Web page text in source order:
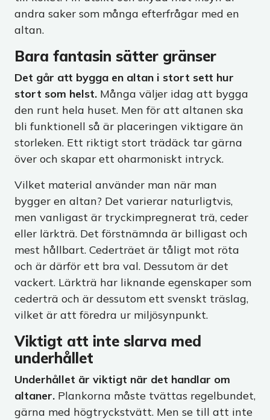
andra saker som många efterfrågar med en
altan.
Bara fantasin sätter gränser
Det går att bygga en altan i stort sett hur
stort som helst. Många väljer idag att bygga
den runt hela huset. Men för att altanen ska
bli funktionell så är placeringen viktigare än
storleken. Ett riktigt stort trädäck tar gärna
över och skapar ett oharmoniskt intryck.
Vilket material använder man när man
bygger en altan? Det varierar naturligtvis,
men vanligast är tryckimpregnerat trä, ceder
eller lärkträ. Det förstnämnda är billigast och
mest hållbart. Cederträet är tåligt mot röta
och är därför ett bra val. Dessutom är det
vackert. Lärkträ har liknande egenskaper som
cederträ och är dessutom ett svenskt träslag,
vilket är att föredra ur miljösynpunkt.
Viktigt att inte slarva med
underhållet
Underhållet är viktigt när det handlar om
altaner. Plankorna måste tvättas regelbundet,
gärna med högtryckstvätt. Men se till att inte